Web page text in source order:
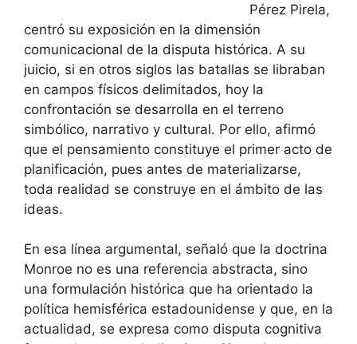
Pérez Pirela,
centró su exposición en la dimensión
comunicacional de la disputa histórica. A su
juicio, si en otros siglos las batallas se libraban
en campos físicos delimitados, hoy la
confrontación se desarrolla en el terreno
simbólico, narrativo y cultural. Por ello, afirmó
que el pensamiento constituye el primer acto de
planificación, pues antes de materializarse,
toda realidad se construye en el ámbito de las
ideas.
En esa línea argumental, señaló que la doctrina
Monroe no es una referencia abstracta, sino
una formulación histórica que ha orientado la
política hemisférica estadounidense y que, en la
actualidad, se expresa como disputa cognitiva